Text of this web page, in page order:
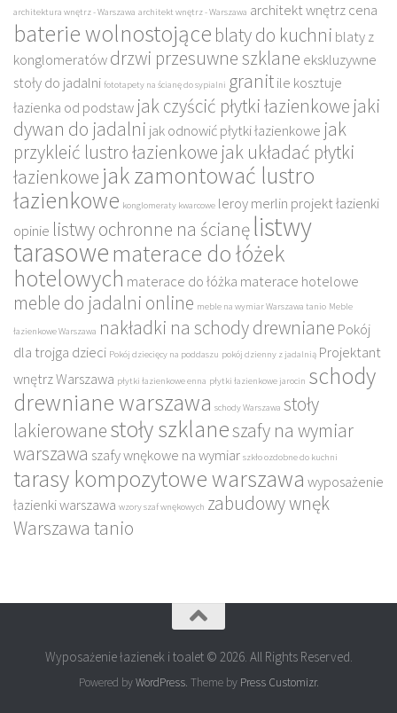
architektura wnętrz - Warszawa architekt wnętrz - Warszawa architekt wnętrz cena
baterie wolnostojące blaty do kuchni blaty z
konglomeratówdrzwi przesuwne szklane ekskluzywne
stoły do jadalni fototapety na ścianę do sypialni granitile kosztuje
łazienka od podstaw jak czyścić płytki łazienkowe jaki
dywan do jadalni jak odnowić płytki łazienkowe jak
przykleić lustro łazienkowe jak układać płytki
łazienkowe jak zamontować lustro
łazienkowe konglomeraty kwarcowe leroy merlin projekt łazienki
opinie listwy ochronne na ścianęlistwy
tarasowematerace do łóżek
hotelowych materace do łóżka materace hotelowe
meble do jadalni online meble na wymiar Warszawa tanio Meble
łazienkowe Warszawa nakładki na schody drewniane Pokój
dla trojga dzieci Pokój dziecięcy na poddaszu pokój dzienny z jadalnią Projektant
wnętrz Warszawa płytki łazienkowe enna płytki łazienkowe jarocin schody
drewniane warszawa schody Warszawa stoły
lakierowanestoły szklaneszafy na wymiar
warszawa szafy wnękowe na wymiar szkło ozdobne do kuchni
tarasy kompozytowe warszawa wyposażenie
łazienki warszawa wzory szaf wnękowych zabudowy wnęk
Warszawa tanio
Wyposażenie łazienek i toalet © 2026. All Rights Reserved.
Powered byWordPress. Theme by Press Customizr.